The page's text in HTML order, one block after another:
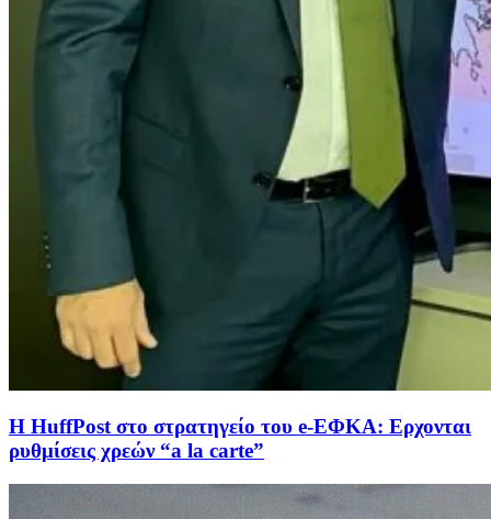
Η HuffPost στο στρατηγείο του e-ΕΦΚΑ: Ερχονται
ρυθμίσεις χρεών “a la carte”